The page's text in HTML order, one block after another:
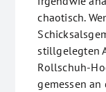
chaotisch.
stillgelegten
Rollschuh-
gemessen an